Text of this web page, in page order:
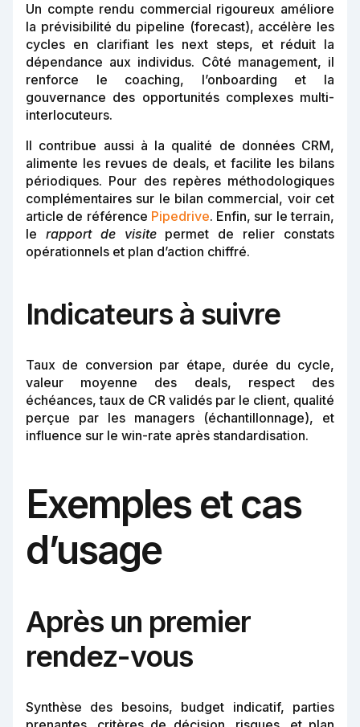
Un compte rendu commercial rigoureux améliore
la prévisibilité du pipeline (forecast), accélère les
cycles en clarifiant les next steps, et réduit la
dépendance aux individus. Côté management, il
renforce le coaching, l’onboarding et la
gouvernance des opportunités complexes multi-
interlocuteurs.
Il contribue aussi à la qualité de données CRM,
alimente les revues de deals, et facilite les bilans
périodiques. Pour des repères méthodologiques
complémentaires sur le bilan commercial, voir cet
article de référence Pipedrive. Enfin, sur le terrain,
le rapport de visitepermet de relier constats
opérationnels et plan d’action chiffré.
Indicateurs à suivre
Taux de conversion par étape, durée du cycle,
valeur moyenne des deals, respect des
échéances, taux de CR validés par le client, qualité
perçue par les managers (échantillonnage), et
influence sur le win-rate après standardisation.
Exemples et cas
d’usage
Après un premier
rendez-vous
Synthèse des besoins, budget indicatif, parties